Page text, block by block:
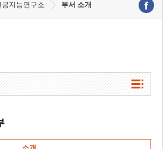
공지능연구소 부서 소개